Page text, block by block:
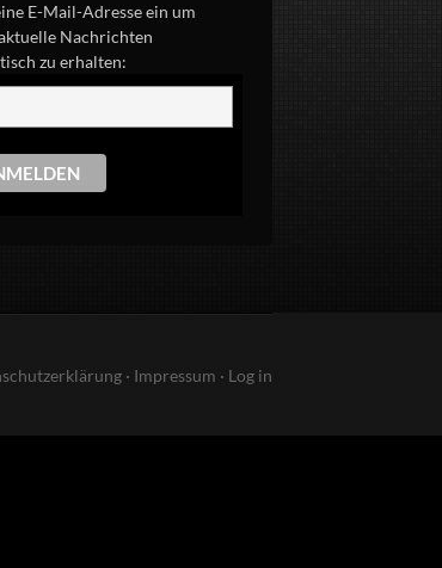
E-Mail-Adresse ein um
Nachrichten
zu erhalten:
· Impressum · Log in